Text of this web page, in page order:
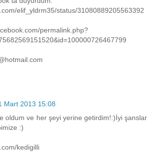
elif_yldrm35/status/31080889205563392
permalink.php?
Mart 2013 15:08
oldum ve her şeyi yerine getirdim!:)İyi şanslar
:)
kedigilli